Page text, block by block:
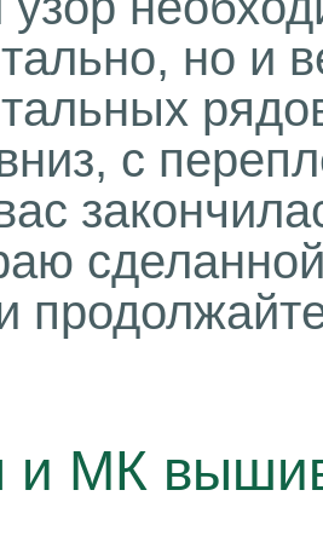
но и
с
МК